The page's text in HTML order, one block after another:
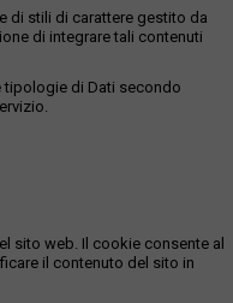
di stili di carattere gestito da
di integrare tali contenuti
tipologie di Dati secondo
sito web. Il cookie consente al
il contenuto del sito in